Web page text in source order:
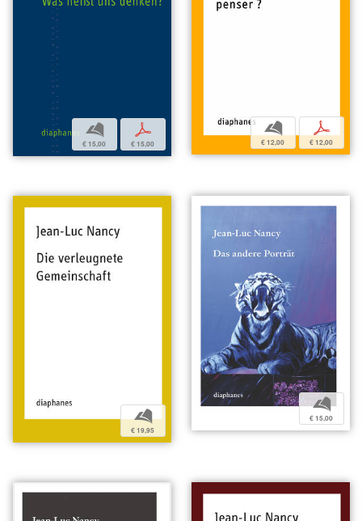
b
€ 15,00
p
€ 15,00
b
€ 12,00
p
€ 12,00
b
€ 19,95
b
€ 15,00